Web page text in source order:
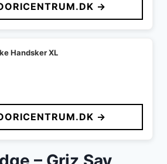
→
Handsker XL
→